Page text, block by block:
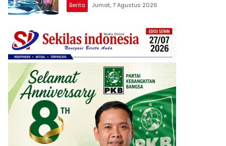
Berita Jumat, 7 Agustus 2026